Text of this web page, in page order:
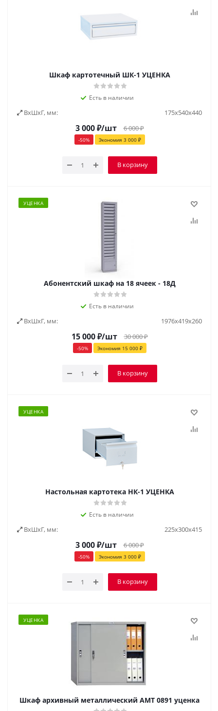
Шкаф картотечный ШК-1 УЦЕНКА
Есть в наличии
ВxШxГ, мм: 175х540х440
3 000₽/шт 6 000₽
-50% Экономия 3 000₽
В корзину
УЦЕНКА
Абонентский шкаф на 18 ячеек - 18Д
Есть в наличии
ВxШxГ, мм: 1976х419х260
15 000₽/шт 30 000₽
-50% Экономия 15 000₽
В корзину
УЦЕНКА
Настольная картотека НК-1 УЦЕНКА
Есть в наличии
ВxШxГ, мм: 225х300х415
3 000₽/шт 6 000₽
-50% Экономия 3 000₽
В корзину
УЦЕНКА
Шкаф архивный металлический AMТ 0891 уценка